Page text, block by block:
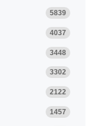
5839
4037
3448
3302
2122
1457